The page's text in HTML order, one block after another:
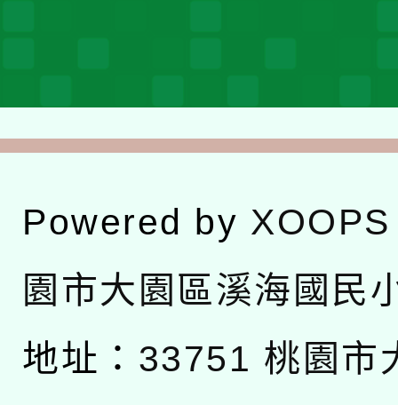
Powered by XOOPS
園市大園區溪海國民
地址： 33751 桃園市